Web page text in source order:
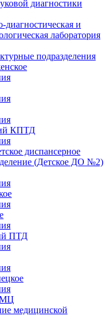
диагностики
диагностическая и
лаборатория
подразделения
КПТД
диспансерное
(Детское ДО №2)
ПТД
медицинской